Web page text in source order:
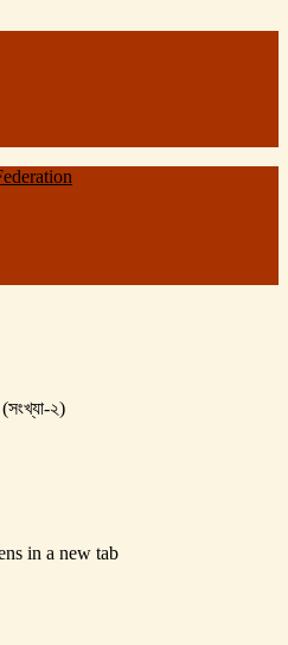
(সংখ্যা-২)
in a new tab